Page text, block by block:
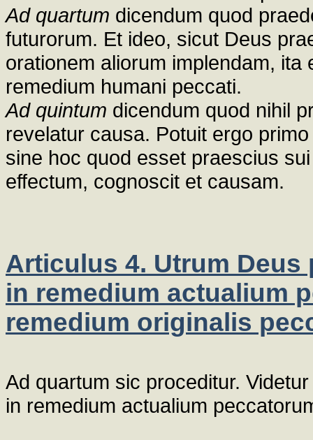
Ad quartum dicendum quod
futurorum. Et ideo, sicut Deus
orationem aliorum implendam,
remedium humani peccati.
Ad quintum dicendum quod nihil
revelatur causa. Potuit ergo
sine hoc quod esset praescius
effectum, cognoscit et causam.
Articulus 4. Utrum
in remedium actualium
remedium originalis
Ad quartum sic proceditur.
in remedium actualium